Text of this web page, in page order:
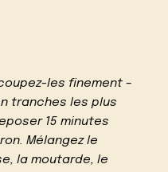
les finement –
tranches les plus
15 minutes
Mélangez le
la moutarde, le